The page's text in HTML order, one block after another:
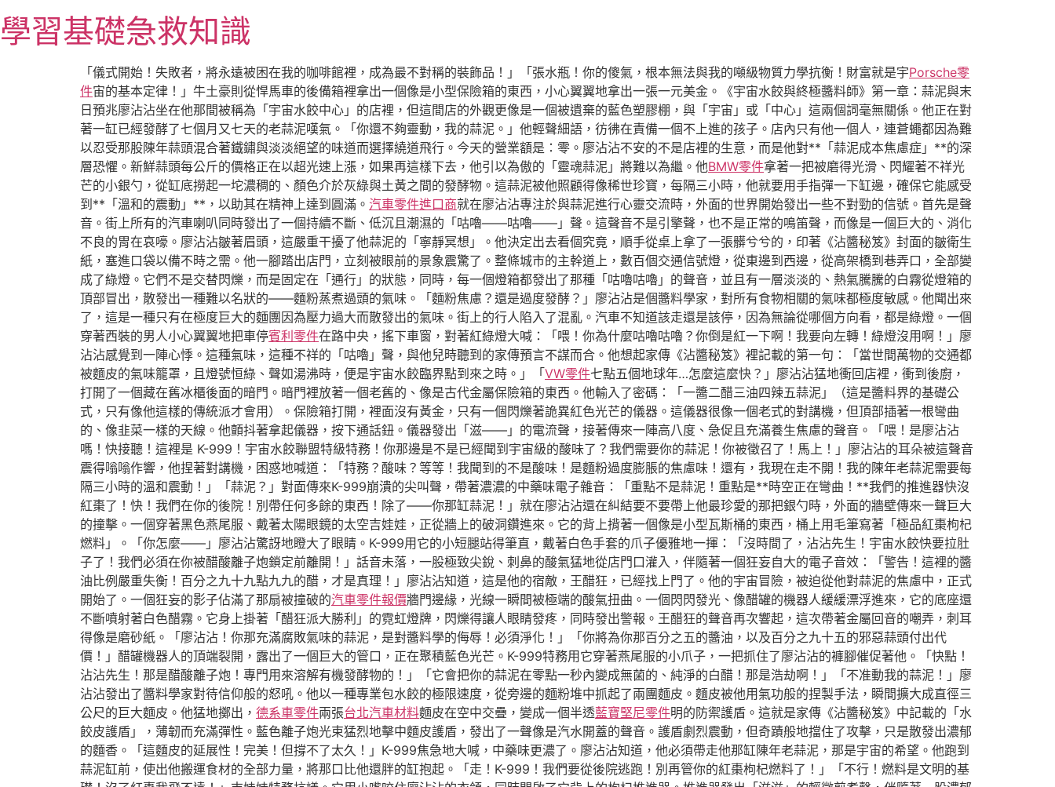
至
主
學習基礎急救知識
「儀式開始！失敗者，將永遠被困在我的咖啡館裡，成為最不對稱的裝飾品！」「張水瓶！你的傻氣，根本無法與我的噸級物質力學抗衡！財富就是宇Porsche零
件宙的基本定律！」牛土豪則從悍馬車的後備箱裡拿出一個像是小型保險箱的東西，小心翼翼地拿出一張一元美金。《宇宙水餃與終極醬料師》第一章：蒜泥與末
日預兆廖沾沾坐在他那間被稱為「宇宙水餃中心」的店裡，但這間店的外觀更像是一個被遺棄的藍色塑膠棚，與「宇宙」或「中心」這兩個詞毫無關係。他正在對
著一缸已經發酵了七個月又七天的老蒜泥嘆氣。「你還不夠靈動，我的蒜泥。」他輕聲細語，彷彿在責備一個不上進的孩子。店內只有他一個人，連蒼蠅都因為難
以忍受那股陳年蒜頭混合著鐵鏽與淡淡絕望的味道而選擇繞道飛行。今天的營業額是：零。廖沾沾不安的不是店裡的生意，而是他對**「蒜泥成本焦慮症」**的深
層恐懼。新鮮蒜頭每公斤的價格正在以超光速上漲，如果再這樣下去，他引以為傲的「靈魂蒜泥」將難以為繼。他BMW零件拿著一把被磨得光滑、閃耀著不祥光
芒的小銀勺，從缸底撈起一坨濃稠的、顏色介於灰綠與土黃之間的發酵物。這蒜泥被他照顧得像稀世珍寶，每隔三小時，他就要用手指彈一下缸邊，確保它能感受
到**「溫和的震動」**，以助其在精神上達到圓滿。 汽車零件進口商就在廖沾沾專注於與蒜泥進行心靈交流時，外面的世界開始發出一些不對勁的信號。首先是聲
音。街上所有的汽車喇叭同時發出了一個持續不斷、低沉且潮濕的「咕嚕——咕嚕——」聲。這聲音不是引擎聲，也不是正常的鳴笛聲，而像是一個巨大的、消化
不良的胃在哀嚎。廖沾沾皺著眉頭，這嚴重干擾了他蒜泥的「寧靜冥想」。他決定出去看個究竟，順手從桌上拿了一張髒兮兮的，印著《沾醬秘笈》封面的皺衛生
紙，塞進口袋以備不時之需。他一腳踏出店門，立刻被眼前的景象震驚了。整條城市的主幹道上，數百個交通信號燈，從東邊到西邊，從高架橋到巷弄口，全部變
成了綠燈。它們不是交替閃爍，而是固定在「通行」的狀態，同時，每一個燈箱都發出了那種「咕嚕咕嚕」的聲音，並且有一層淡淡的、熱氣騰騰的白霧從燈箱的
頂部冒出，散發出一種難以名狀的——麵粉蒸煮過頭的氣味。「麵粉焦慮？還是過度發酵？」廖沾沾是個醬料學家，對所有食物相關的氣味都極度敏感。他聞出來
了，這是一種只有在極度巨大的麵團因為壓力過大而散發出的氣味。街上的行人陷入了混亂。汽車不知道該走還是該停，因為無論從哪個方向看，都是綠燈。一個
穿著西裝的男人小心翼翼地把車停賓利零件在路中央，搖下車窗，對著紅綠燈大喊：「喂！你為什麼咕嚕咕嚕？你倒是紅一下啊！我要向左轉！綠燈沒用啊！」廖
沾沾感覺到一陣心悸。這種氣味，這種不祥的「咕嚕」聲，與他兒時聽到的家傳預言不謀而合。他想起家傳《沾醬秘笈》裡記載的第一句：「當世間萬物的交通都
被麵皮的氣味籠罩，且燈號恒綠、聲如湯沸時，便是宇宙水餃臨界點到來之時。」「 VW零件七點五個地球年…怎麼這麼快？」廖沾沾猛地衝回店裡，衝到後廚，
打開了一個藏在舊冰櫃後面的暗門。暗門裡放著一個老舊的、像是古代金屬保險箱的東西。他輸入了密碼：「一醬二醋三油四辣五蒜泥」（這是醬料界的基礎公
式，只有像他這樣的傳統派才會用）。保險箱打開，裡面沒有黃金，只有一個閃爍著詭異紅色光芒的儀器。這儀器很像一個老式的對講機，但頂部插著一根彎曲
的、像韭菜一樣的天線。他顫抖著拿起儀器，按下通話鈕。儀器發出「滋——」的電流聲，接著傳來一陣高八度、急促且充滿養生焦慮的聲音。「喂！是廖沾沾
嗎！快接聽！這裡是 K-999！宇宙水餃聯盟特級特務！你那邊是不是已經聞到宇宙級的酸味了？我們需要你的蒜泥！你被徵召了！馬上！」廖沾沾的耳朵被這聲音
震得嗡嗡作響，他捏著對講機，困惑地喊道：「特務？酸味？等等！我聞到的不是酸味！是麵粉過度膨脹的焦慮味！還有，我現在走不開！我的陳年老蒜泥需要每
隔三小時的溫和震動！」「蒜泥？」對面傳來K-999崩潰的尖叫聲，帶著濃濃的中藥味電子雜音：「重點不是蒜泥！重點是**時空正在彎曲！**我們的推進器快沒
紅棗了！快！我們在你的後院！別帶任何多餘的東西！除了——你那缸蒜泥！」就在廖沾沾還在糾結要不要帶上他最珍愛的那把銀勺時，外面的牆壁傳來一聲巨大
的撞擊。一個穿著黑色燕尾服、戴著太陽眼鏡的太空吉娃娃，正從牆上的破洞鑽進來。它的背上揹著一個像是小型瓦斯桶的東西，桶上用毛筆寫著「極品紅棗枸杞
燃料」。「你怎麼——」廖沾沾驚訝地瞪大了眼睛。K-999用它的小短腿站得筆直，戴著白色手套的爪子優雅地一揮：「沒時間了，沾沾先生！宇宙水餃快要拉肚
子了！我們必須在你被醋酸離子炮鎖定前離開！」話音未落，一股極致尖銳、刺鼻的酸氣猛地從店門口灌入，伴隨著一個狂妄自大的電子音效：「警告！這裡的醬
油比例嚴重失衡！百分之九十九點九九的醋，才是真理！」廖沾沾知道，這是他的宿敵，王醋狂，已經找上門了。他的宇宙冒險，被迫從他對蒜泥的焦慮中，正式
開始了。一個狂妄的影子佔滿了那扇被撞破的汽車零件報價牆門邊緣，光線一瞬間被極端的酸氣扭曲。一個閃閃發光、像醋罐的機器人緩緩漂浮進來，它的底座還
不斷噴射著白色醋霧。它身上掛著「醋狂派大勝利」的霓虹燈牌，閃爍得讓人眼睛發疼，同時發出警報。王醋狂的聲音再次響起，這次帶著金屬回音的嘲弄，刺耳
得像是磨砂紙。「廖沾沾！你那充滿腐敗氣味的蒜泥，是對醬料學的侮辱！必須淨化！」「你將為你那百分之五的醬油，以及百分之九十五的邪惡蒜頭付出代
價！」醋罐機器人的頂端裂開，露出了一個巨大的管口，正在聚積藍色光芒。K-999特務用它穿著燕尾服的小爪子，一把抓住了廖沾沾的褲腳催促著他。「快點！
沾沾先生！那是醋酸離子炮！專門用來溶解有機發酵物的！」「它會把你的蒜泥在零點一秒內變成無菌的、純淨的白醋！那是浩劫啊！」「不准動我的蒜泥！」廖
沾沾發出了醬料學家對待信仰般的怒吼。他以一種專業包水餃的極限速度，從旁邊的麵粉堆中抓起了兩團麵皮。麵皮被他用氣功般的捏製手法，瞬間擴大成直徑三
公尺的巨大麵皮。他猛地擲出， 德系車零件兩張台北汽車材料麵皮在空中交疊，變成一個半透藍寶堅尼零件明的防禦護盾。這就是家傳《沾醬秘笈》中記載的「水
餃皮護盾」，薄韌而充滿彈性。藍色離子炮光束猛烈地擊中麵皮護盾，發出了一聲像是汽水開蓋的聲音。護盾劇烈震動，但奇蹟般地擋住了攻擊，只是散發出濃郁
的麵香。「這麵皮的延展性！完美！但撐不了太久！」K-999焦急地大喊，中藥味更濃了。廖沾沾知道，他必須帶走他那缸陳年老蒜泥，那是宇宙的希望。他跑到
蒜泥缸前，使出他搬運食材的全部力量，將那口比他還胖的缸抱起。「走！K-999！我們要從後院逃跑！別再管你的紅棗枸杞燃料了！」「不行！燃料是文明的基